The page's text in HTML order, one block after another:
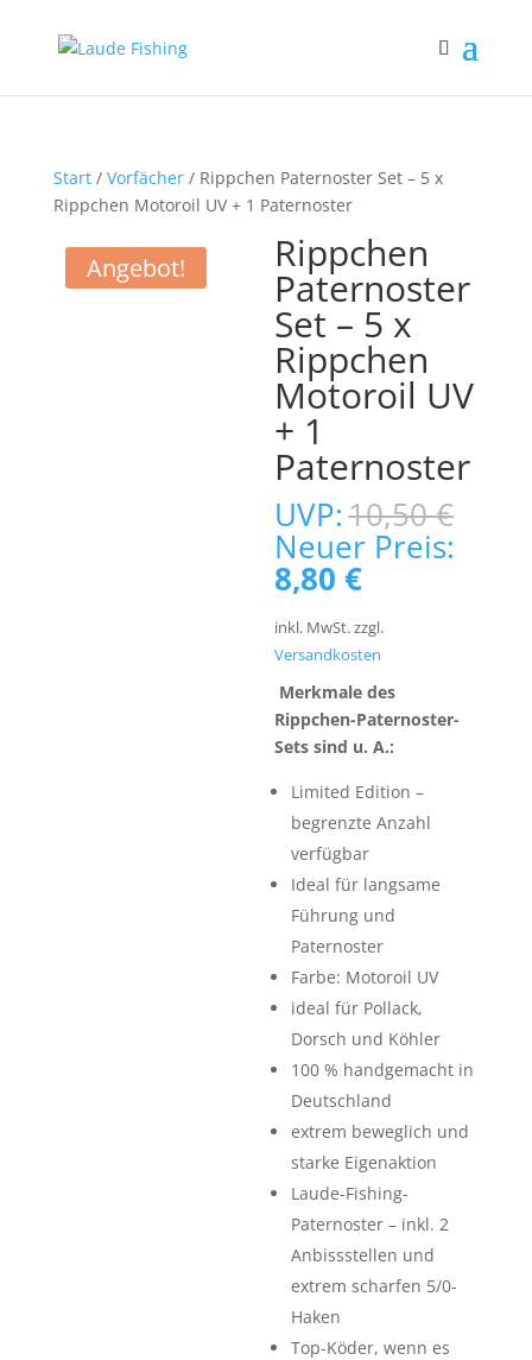
Start/ Vorfächer/ Rippchen Paternoster Set – 5 x
Rippchen Motoroil UV + 1 Paternoster
Angebot! Rippchen
Paternoster
Set – 5 x
Rippchen
Motoroil UV
+ 1
Paternoster
UVP:10,50€
Neuer Preis:
8,80€Aktueller
ist:
8,80 €.
inkl. MwSt.zzgl.
Versandkosten
Merkmale des
Rippchen-Paternoster-
Sets sind u. A.:
Limited Edition –
begrenzte Anzahl
verfügbar
Ideal für langsame
Führung und
Paternoster
Farbe: Motoroil UV
ideal für Pollack,
Dorsch und Köhler
100 % handgemacht in
Deutschland
extrem beweglich und
starke Eigenaktion
Laude-Fishing-
Paternoster – inkl. 2
Anbissstellen und
extrem scharfen 5/0-
Haken
Top-Köder, wenn es